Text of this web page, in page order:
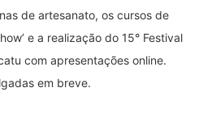
de artesanato, os cursos de
’ e a realização do 15° Festival
com apresentações online.
em breve.